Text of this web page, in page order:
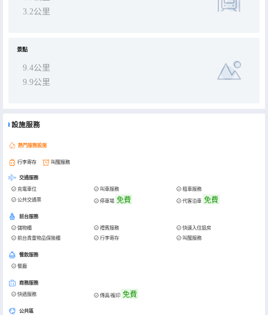
3.2公里
景點
9.4公里
9.9公里
設施服務
熱門服務設施
行李寄存 叫醒服務
交通服務
充電車位 叫車服務
租車服務
公共交通票
停車場 免費 代客泊車 免費
前台服務
儲物櫃 禮賓服務
快速入住退房
前台貴重物品保險櫃
行李寄存 叫醒服務
餐飲服務
餐廳
商務服務
快遞服務 傳真/複印 免費
公共區